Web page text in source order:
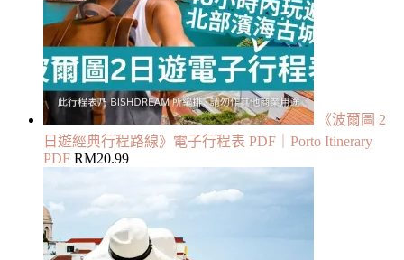
《波爾圖 2
日遊經典行程路線》電子行程表 PDF｜Porto Itinerary
PDF RM20.99